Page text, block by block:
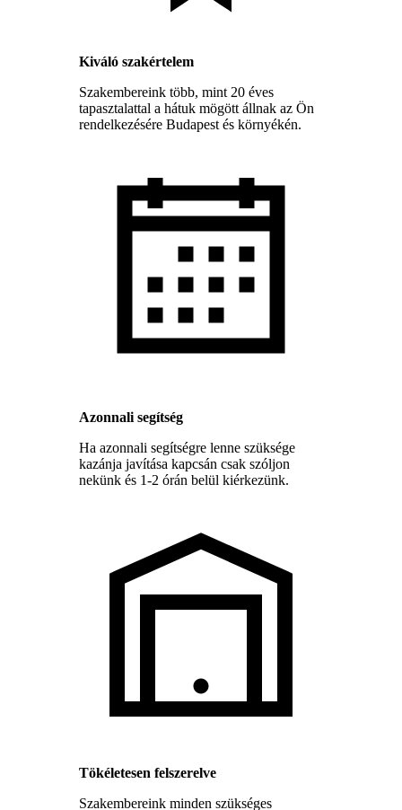
Kiváló szakértelem
Szakembereink több, mint 20 éves
tapasztalattal a hátuk mögött állnak az Ön
rendelkezésére Budapest és környékén.
Azonnali segítség
Ha azonnali segítségre lenne szüksége
kazánja javítása kapcsán csak szóljon
nekünk és 1-2 órán belül kiérkezünk.
Tökéletesen felszerelve
Szakembereink minden szükséges